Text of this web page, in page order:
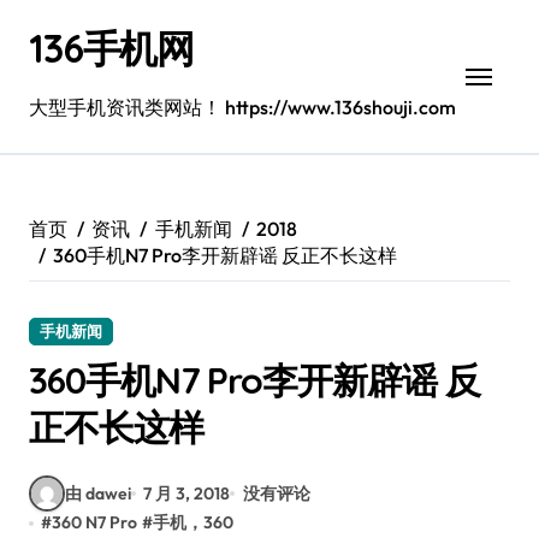
136手机网
大型手机资讯类网站！ https://www.136shouji.com
首页 资讯 手机新闻
2018
360手机N7 Pro李开新辟谣 反正不长这样
手机新闻
360手机N7 Pro李开新辟谣 反
正不长这样
由 dawei 7 月 3, 2018 没有评论
#360 N7 Pro #手机，360